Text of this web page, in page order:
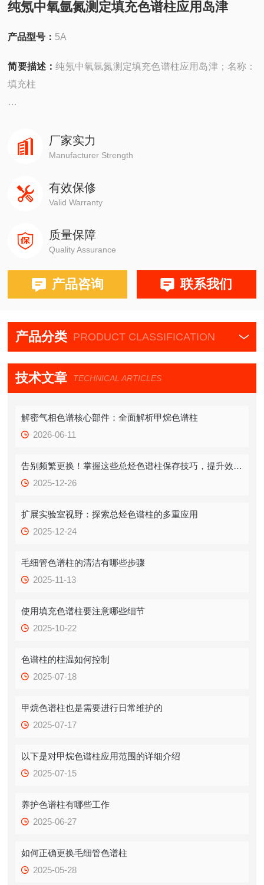
纯氖中氧氩氮测定填充色谱柱应用岛津
产品型号： 5A
简要描述：纯氖中氧氩氮测定填充色谱柱应用岛津；名称：
填充柱
规格：2m*4mm，60-80目
型号：5埃
烷;H2,O2,N2,CO,CH4
厂家实力
Manufacturer Strength
有效保修
Valid Warranty
质量保障
Quality Assurance
产品咨询 联系我们
产品分类 PRODUCT CLASSIFICATION
技术文章 TECHNICAL ARTICLES
解密气相色谱核心部件：全面解析甲烷色谱柱
2026-06-11
告别频繁更换！掌握这些总烃色谱柱保存技巧，提升效率！
2025-12-26
扩展实验室视野：探索总烃色谱柱的多重应用
2025-12-24
毛细管色谱柱的清洁有哪些步骤
2025-11-13
使用填充色谱柱要注意哪些细节
2025-10-22
色谱柱的柱温如何控制
2025-07-18
甲烷色谱柱也是需要进行日常维护的
2025-07-17
以下是对甲烷色谱柱应用范围的详细介绍
2025-07-15
养护色谱柱有哪些工作
2025-06-27
如何正确更换毛细管色谱柱
2025-05-28